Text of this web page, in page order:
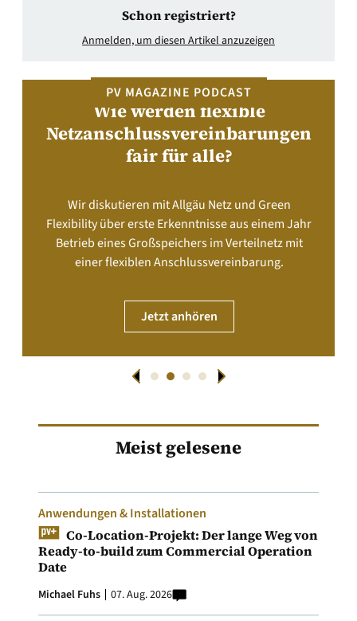
Schon registriert?
Anmelden, um diesen Artikel anzuzeigen
PV MAGAZINE PODCAST
Wie werden flexible
Netzanschlussvereinbarungen
fair für alle?
Wir diskutieren mit Allgäu Netz und Green
Flexibility über erste Erkenntnisse aus einem Jahr
Betrieb eines Großspeichers im Verteilnetz mit
einer flexiblen Anschlussvereinbarung.
Jetzt anhören
Meist gelesene
Anwendungen & Installationen
Co-Location-Projekt: Der lange Weg von
Ready-to-build zum Commercial Operation
Date
Michael Fuhs 07. Aug. 2026